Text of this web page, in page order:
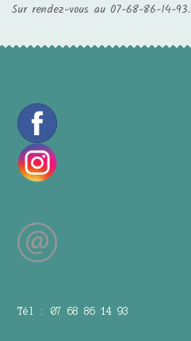
Sur rendez-vous au 07-68-86-14-93.
Tél : 07 68 86 14 93